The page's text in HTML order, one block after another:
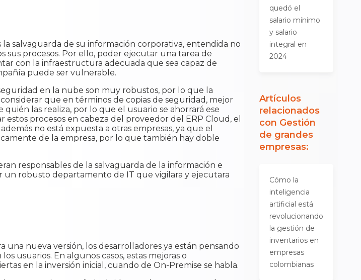
salvaguarda de su información corporativa, entendida no
sus procesos. Por ello, poder ejecutar una tarea de
con la infraestructura adecuada que sea capaz de
puede ser vulnerable.
en la nube son muy robustos, por lo que la
que en términos de copias de seguridad, mejor
las realiza, por lo que el usuario se ahorrará ese
procesos en cabeza del proveedor del ERP Cloud, el
no está expuesta a otras empresas, ya que el
de la empresa, por lo que también hay doble
responsables de la salvaguarda de la información e
un robusto departamento de IT que vigilara y ejecutara
una nueva versión, los desarrolladores ya están pensando
usuarios. En algunos casos, estas mejoras o
en la inversión inicial, cuando de On-Premise se habla.
quedó el
salario mínimo
y salario
integral en
2024
Artículos
relacionados
con Gestión
de grandes
empresas:
Cómo la
inteligencia
artificial está
revolucionando
la gestión de
inventarios en
empresas
colombianas